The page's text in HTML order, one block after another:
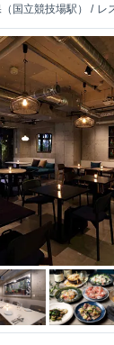
国立競技場駅） / レ